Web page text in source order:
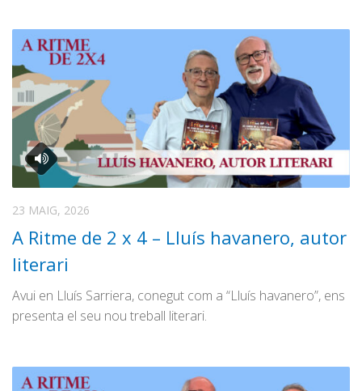
23 MAIG, 2026
A Ritme de 2 x 4 – Lluís havanero, autor
literari
Avui en Lluís Sarriera, conegut com a “Lluís havanero”, ens
presenta el seu nou treball literari.